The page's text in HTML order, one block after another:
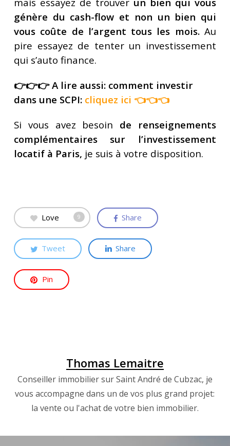
génère du cash-flow et non un bien qui
vous coûte de l’argent tous les mois.Au
pire essayez de tenter un investissement
qui s’auto finance.
👉👉👉 A lire aussi: comment investir
dans une SCPI: cliquez ici 👈👈👈
Si vous avez besoin de renseignements
complémentaires sur l’investissement
locatif à Paris, je suis à votre disposition.
Love 9 Share
Tweet Share
Pin
Thomas Lemaitre
Conseiller immobilier sur Saint André de Cubzac, je
vous accompagne dans un de vos plus grand projet:
la vente ou l'achat de votre bien immobilier.